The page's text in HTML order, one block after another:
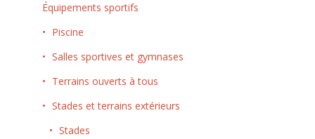
Équipements sportifs
Piscine
Salles sportives et gymnases
Terrains ouverts à tous
Stades et terrains extérieurs
Stades